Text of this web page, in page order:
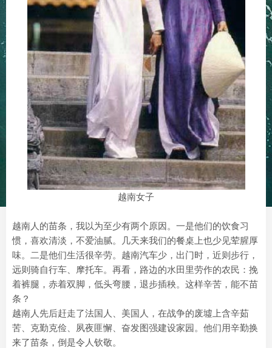
越南女子
越南人的苗条，我以为至少有两个原因。一是他们的饮食习
惯，喜欢清淡，不爱油腻。几天来我们的餐桌上也少见荤腥厚
味。二是他们生活很辛劳。越南汽车少，出门时，近则步行，
远则骑自行车、摩托车。再看，路边的水田里劳作的农民：挽
着裤腿，赤着双脚，低头弯腰，退步插秧。这样辛苦，能不苗
条？
越南人先后赶走了法国人、美国人，在战争的废墟上含辛茹
苦、克勤克俭、夙夜匪懈、奋发图强建设家园。他们用辛勤换
来了苗条，倒是令人钦敬。